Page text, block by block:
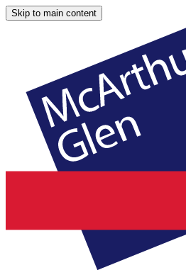
Skip to main content